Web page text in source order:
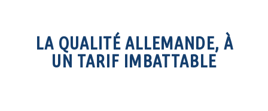
LA QUALITÉ ALLEMANDE, À
UN TARIF IMBATTABLE